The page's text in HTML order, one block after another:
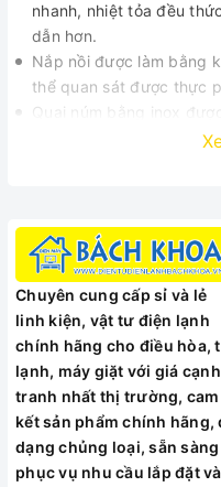
nhanh, nhiệt tỏa đều
dẫn hơn.
Nắp nồi được làm bằng
thể quan sát được thực
Quai núm bằng inox
bằng nhựa chịu nhiệt để
Anodized cho sản
An toàn và tiện lợi với
Chuyên cung cấp sỉ và lẻ
linh kiện, vật tư điện lạnh
chính hãng cho điều hòa,
lạnh, máy giặt với giá cạnh
tranh nhất thị trường, cam
kết sản phẩm chính hãng,
dạng chủng loại, sẵn sàng
phục vụ nhu cầu lắp đặt và